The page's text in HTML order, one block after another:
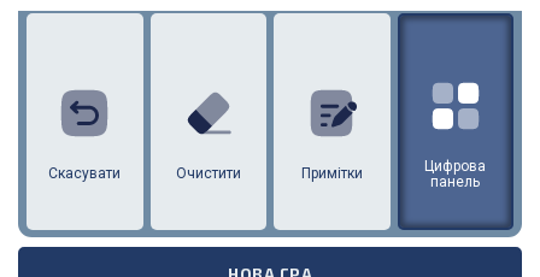
Скасувати Очистити Примітки
Цифрова
панель